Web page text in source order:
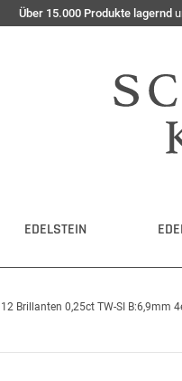
Über 15.000 Produkte lagernd
EDELSTEIN
Brillanten 0,25ct TW-SI B:6,9mm